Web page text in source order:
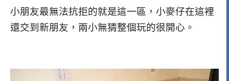
小朋友最無法抗拒的就是這一區，小麥仔在這裡
還交到新朋友，兩小無猜整個玩的很開心。